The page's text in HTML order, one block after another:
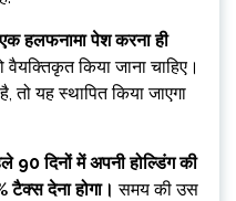
हलफनामा पेश करना ही
किया जाना चाहिए।
तो यह स्थापित किया जाएगा
90 दिनों में अपनी होल्डिंग की
टैक्स देना होगा। समय की उस